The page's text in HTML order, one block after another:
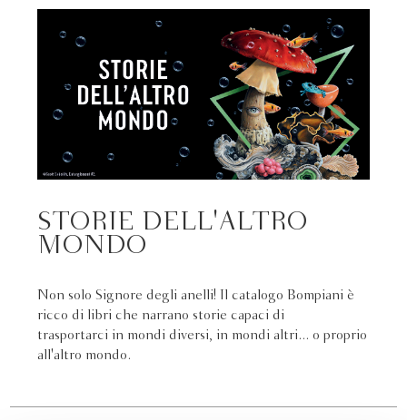
STORIE DELL'ALTRO
MONDO
Non solo Signore degli anelli! Il catalogo Bompiani è
ricco di libri che narrano storie capaci di
trasportarci in mondi diversi, in mondi altri... o proprio
all'altro mondo.